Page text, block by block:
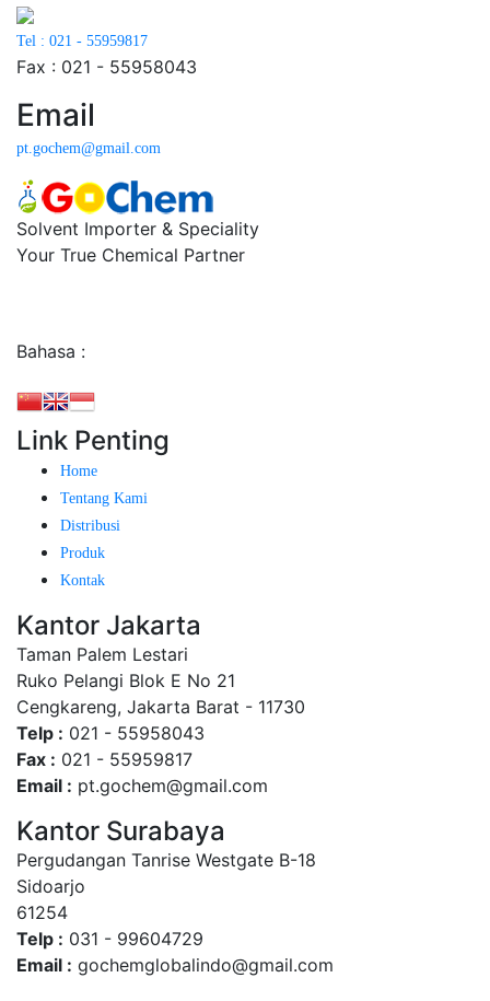
Tel : 021 - 55959817
Fax : 021 - 55958043
Email
pt.gochem@gmail.com
Solvent Importer & Speciality
Your True Chemical Partner
Bahasa :
Link Penting
Home
Tentang Kami
Distribusi
Produk
Kontak
Kantor Jakarta
Taman Palem Lestari
Ruko Pelangi Blok E No 21
Cengkareng, Jakarta Barat - 11730
Telp : 021 - 55958043
Fax : 021 - 55959817
Email : pt.gochem@gmail.com
Kantor Surabaya
Pergudangan Tanrise Westgate B-18
Sidoarjo
61254
Telp : 031 - 99604729
Email : gochemglobalindo@gmail.com